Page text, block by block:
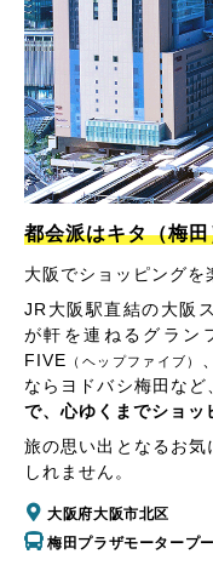
都会派はキタ（梅
大阪でショッピングを
JR大阪駅直結の大阪
が軒を連ねるグラン
FIVE （ヘップファイブ）
ならヨドバシ梅田など
で、心ゆくまでショッ
旅の思い出となるお気
しれません。
大阪府大阪市北区
梅田プラザモータープ